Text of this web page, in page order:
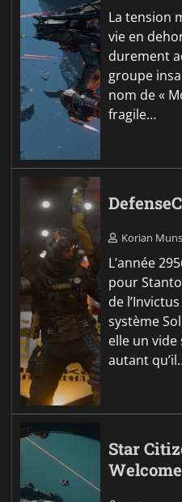
La tension
vie en
durement
groupe
nom de «
fragile…
Korian
L’année
pour
de
système
elle un
autant
Star